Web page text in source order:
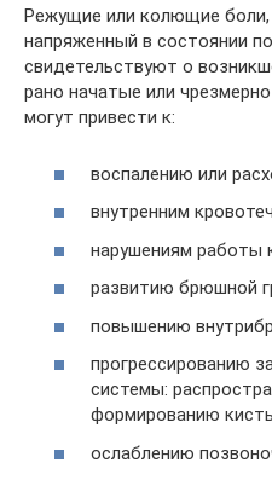
Режущие или колющие боли,
напряженный в состоянии
свидетельствуют о
рано начатые или
могут привести к:
воспалению или
внутренним
нарушениям работы
развитию брюшной
повышению
прогрессированию
системы:
формированию
ослаблению